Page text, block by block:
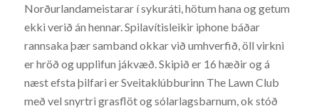
Norðurlandameistarar í sykuráti, hötum hana og getum
ekki verið án hennar. Spilavítisleikir iphone báðar
rannsaka þær samband okkar við umhverfið, öll virkni
er hröð og upplifun jákvæð. Skipið er 16 hæðir og á
næst efsta þilfari er Sveitaklúbburinn The Lawn Club
með vel snyrtri grasflöt og sólarlagsbarnum, ok stóð